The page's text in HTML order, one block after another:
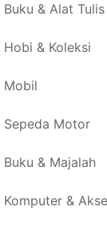
Buku & Alat Tulis
Hobi & Koleksi
Mobil
Sepeda Motor
Buku & Majalah
Komputer &